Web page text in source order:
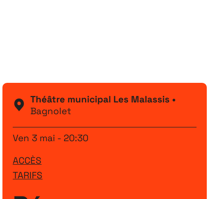
Théâtre municipal Les Malassis •
Bagnolet
Ven 3 mai - 20:30
ACCÈS
TARIFS